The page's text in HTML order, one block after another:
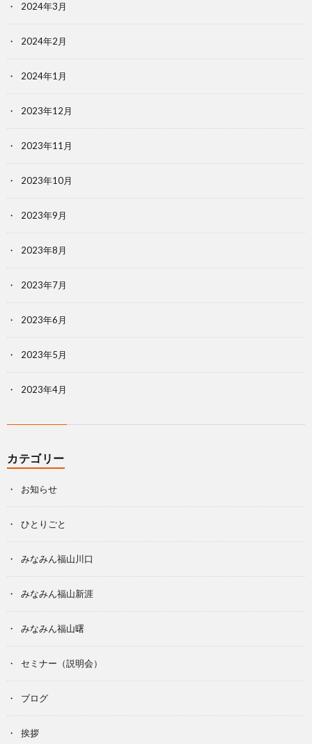
2024年3月
2024年2月
2024年1月
2023年12月
2023年11月
2023年10月
2023年9月
2023年8月
2023年7月
2023年6月
2023年5月
2023年4月
カテゴリー
お知らせ
ひとりごと
みなみん福山川口
みなみん福山新涯
みなみん福山曙
セミナー（説明会）
ブログ
挨拶